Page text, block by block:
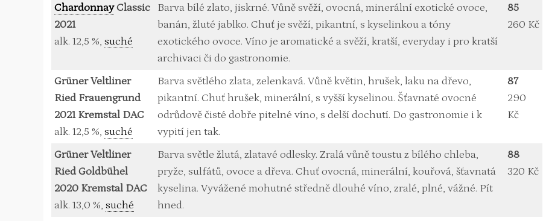
ChardonnayClassic
2021
alk. 12,5 %, suché
Barva bílé zlato, jiskrné. Vůně svěží, ovocná, minerální exotické ovoce,
banán, žluté jablko. Chuť je svěží, pikantní, s kyselinkou a tóny
exotického ovoce. Víno je aromatické a svěží, kratší, everyday i pro kratší
archivaci či do gastronomie.
85
260 Kč
Grüner Veltliner
Ried Frauengrund
2021 Kremstal DAC
alk. 12,5 %, suché
Barva světlého zlata, zelenkavá. Vůně květin, hrušek, laku na dřevo,
pikantní. Chuť hrušek, minerální, s vyšší kyselinou. Šťavnaté ovocné
odrůdově čisté dobře pitelné víno, s delší dochutí. Do gastronomie i k
vypití jen tak.
87
290
Kč
Grüner Veltliner
Ried Goldbühel
2020 Kremstal DAC
alk. 13,0 %, suché
Barva světle žlutá, zlatavé odlesky. Zralá vůně toustu z bílého chleba,
pryže, sulfátů, ovoce a dřeva. Chuť ovocná, minerální, kouřová, šťavnatá
kyselina. Vyvážené mohutné středně dlouhé víno, zralé, plné, vážné. Pít
hned.
88
320 Kč